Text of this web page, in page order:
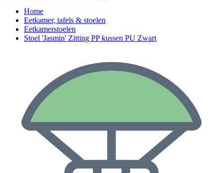
Home
Eetkamer, tafels & stoelen
Eetkamerstoelen
Stoel 'Jasmin' Zitting PP kussen PU Zwart